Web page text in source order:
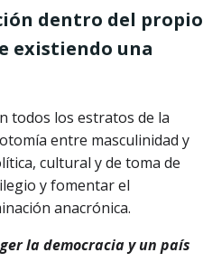
dentro del propio
existiendo una
todos los estratos de la
entre masculinidad y
cultural y de toma de
y fomentar el
anacrónica.
la democracia y un país